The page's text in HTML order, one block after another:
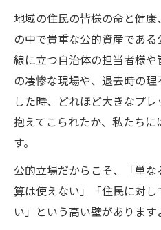
地域の住民の皆様の命と健
の中で貴重な公的資産であ
線に立つ自治体の担当者様
の凄惨な現場や、退去時の
した時、どれほど大きなプ
抱えてこられたか、私たち
す。
公的立場だからこそ、「単
算は使えない」「住民に対
い」という高い壁があります